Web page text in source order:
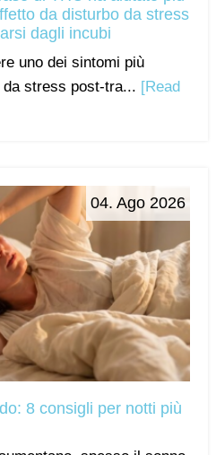
da disturbo da stress
dagli incubi
uno dei sintomi più
stress post-tra... [Read
04. Ago 2026
8 consigli per notti più